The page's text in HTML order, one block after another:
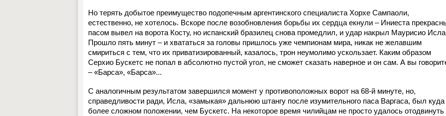
Но терять добытое преимущество подопечным аргентинского специалиста Хорхе Сампаоли,
естественно, не хотелось. Вскоре после возобновления борьбы их сердца екнули – Иниеста
пасом вывел на ворота Косту, но испанский бразилец снова промедлил, и удар накрыл Маурисио
Прошло пять минут – и хвататься за головы пришлось уже чемпионам мира, никак не желавшим
смириться с тем, что их приватизированный, казалось, трон неумолимо ускользает. Каким образом
Серхио Бускетс не попал в абсолютно пустой угол, не сможет сказать наверное и он сам. А вы
– «Барса», «Барса»...
С аналогичным результатом завершился момент у противоположных ворот на 68-й минуте, но,
справедливости ради, Исла, «замыкая» дальнюю штангу после изумительного паса Варгаса, был куда
более сложном положении, чем Бускетс. На некоторое время чилийцам не просто удалось отодвинуть